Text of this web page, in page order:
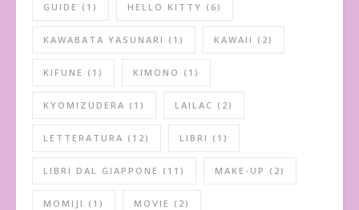
GUIDE (1) HELLO KITTY (6)
KAWABATA YASUNARI (1) KAWAII (2)
KIFUNE (1) KIMONO (1)
KYOMIZUDERA (1) LAILAC (2)
LETTERATURA (12) LIBRI (1)
LIBRI DAL GIAPPONE (11) MAKE-UP (2)
MOMIJI (1) MOVIE (2)